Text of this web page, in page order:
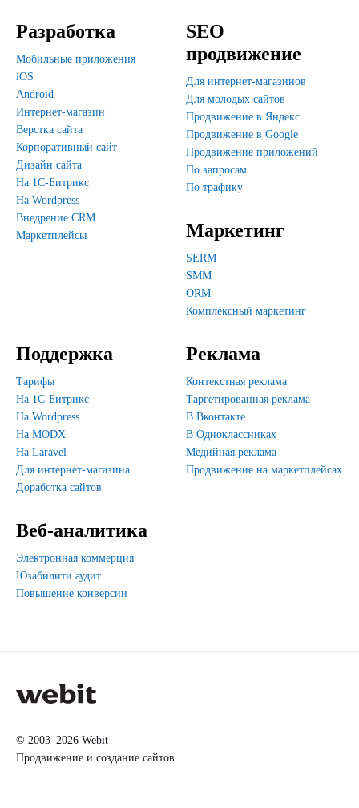
Разработка
Мобильные приложения
iOS
Android
Интернет-магазин
Верстка сайта
Корпоративный сайт
Дизайн сайта
На 1С-Битрикс
На Wordpress
Внедрение CRM
Маркетплейсы
SEO
продвижение
Для интернет-магазинов
Для молодых сайтов
Продвижение в Яндекс
Продвижение в Google
Продвижение приложений
По запросам
По трафику
Маркетинг
SERM
SMM
ORM
Комплексный маркетинг
Поддержка
Тарифы
На 1С-Битрикс
На Wordpress
На MODX
На Laravel
Для интернет-магазина
Доработка сайтов
Веб-аналитика
Электронная коммерция
Юзабилити аудит
Повышение конверсии
Реклама
Контекстная реклама
Таргетированная реклама
В Вконтакте
В Одноклассниках
Медийная реклама
Продвижение на маркетплейсах
© 2003–2026 Webit
Продвижение и создание сайтов